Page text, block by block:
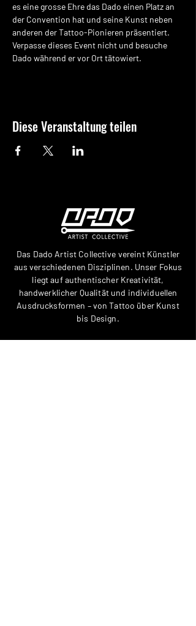
es eine grosse Ehre das Dado einen Platz an
der Convention hat und seine Kunst neben
anderen der Tattoo-Pionieren präsentiert.
Verpasse dieses Event nicht und besuche
Dado während er vor Ort tätowiert.
Diese Veranstaltung teilen
Das Dado Artist Collective vereint Künstler
aus verschiedenen Disziplinen. Unser Fokus
liegt auf authentischer Kreativität,
handwerklicher Qualität und individuellen
Ausdrucksformen – von Tattoo über Kunst
bis Design.